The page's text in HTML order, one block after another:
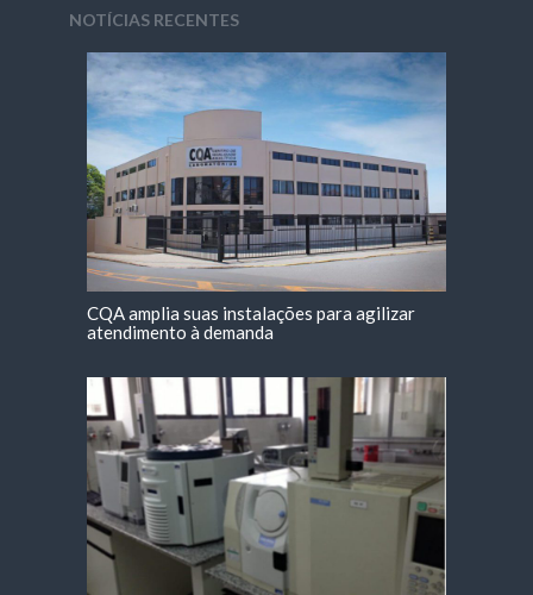
NOTÍCIAS RECENTES
CQA amplia suas instalações para agilizar
atendimento à demanda